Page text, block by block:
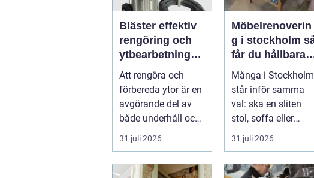
Bläster effektiv
rengöring och
ytbearbetning
för proffs och
hantverkare
Att rengöra och
förbereda ytor är en
avgörande del av
både underhåll och
renovering. Färg,
rost, smu...
31 juli 2026
Möbelrenoverin
g i stockholm så
får du hållbara
och vackra
möbler
Många i Stockholm
står inför samma
val: ska en sliten
stol, soffa eller
fåtölj slängas,
säljas billi...
31 juli 2026